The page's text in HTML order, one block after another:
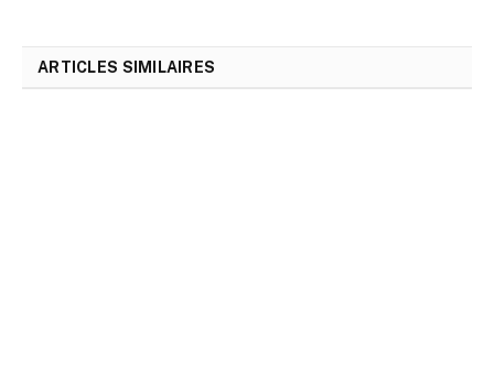
ARTICLES SIMILAIRES